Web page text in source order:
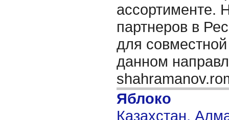
ассортименте.
партнеров в
для
данном
Яблоко
Казахстан,